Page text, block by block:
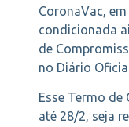
CoronaVac,
condicionada
de
no Diário
Esse Termo
até 28/2, seja